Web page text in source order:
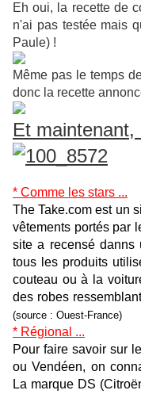
Eh oui, la recette de
n'ai pas testée mais
Paule) !
Même pas le temps
donc la recette
Et
* Comme les stars ...
The Take.com est un
vêtements portés par
site a recensé danns
tous les produits
couteau ou à la
des robes
(source : Ouest-France)
* Régional ...
Pour faire savoir sur
ou Vendéen, on
La marque DS